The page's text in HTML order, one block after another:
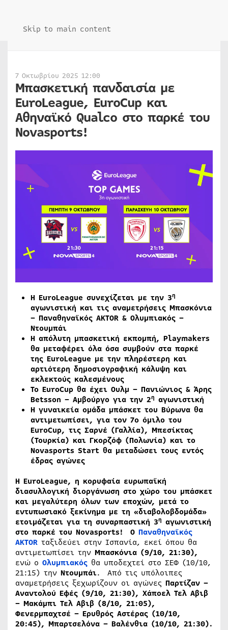
Skip to main content
7 Οκτωβρίου 2025 12:00
Μπασκετική πανδαισία με
EuroLeague, EuroCup και
Αθηναϊκό Qualco στο παρκέ του
Novasports!
H EuroLeague συνεχίζεται με την 3η
αγωνιστική και τις αναμετρήσεις Μπασκόνια
– Παναθηναϊκός AKTOR & Ολυμπιακός –
Ντουμπάι
Η απόλυτη μπασκετική εκπομπή, Playmakers
θα μεταφέρει όλα όσα συμβούν στα παρκέ
της EuroLeague με την πληρέστερη και
αρτιότερη δημοσιογραφική κάλυψη και
εκλεκτούς καλεσμένους
Το EuroCup θα έχει Ουλμ – Πανιώνιος & Άρης
Betsson – Αμβούργο για την 2η αγωνιστική
Η γυναικεία ομάδα μπάσκετ του Βύρωνα θα
αντιμετωπίσει, για τον 7ο όμιλο του
EuroCup, τις Σαρνέ (Γαλλία), Μπεσίκτας
(Τουρκία) και Γκορζόφ (Πολωνία) και το
Novasports Start θα μεταδώσει τους εντός
έδρας αγώνες
Η EuroLeague, η κορυφαία ευρωπαϊκή
διασυλλογική διοργάνωση στο χώρο του μπάσκετ
και μεγαλύτερη όλων των εποχών, μετά το
εντυπωσιακό ξεκίνημα με τη «διαβολοβδομάδα»
ετοιμάζεται για τη συναρπαστική 3η αγωνιστική
στο παρκέ του Novasports! Ο Παναθηναϊκός
AKTOR ταξιδεύει στην Ισπανία, εκεί όπου θα
αντιμετωπίσει την Μπασκόνια (9/10, 21:30),
ενώ ο Ολυμπιακός θα υποδεχτεί στο ΣΕΦ (10/10,
21:15) την Ντουμπάι. Από τις υπόλοιπες
αναμετρήσεις ξεχωρίζουν οι αγώνες Παρτίζαν –
Αναντολού Εφές (9/10, 21:30), Xάποελ Τελ Αβιβ
– Μακάμπι Τελ Αβιβ (8/10, 21:05),
Φενερμπαχτσέ – Ερυθρός Αστέρας (10/10,
20:45), Μπαρτσελόνα – Βαλένθια (10/10, 21:30).